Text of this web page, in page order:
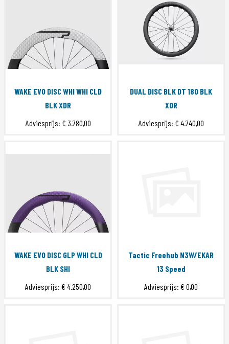
WAKE EVO DISC WHI WHI CLD
BLK XDR
Adviesprijs: € 3.780,00
DUAL DISC BLK DT 180 BLK
XDR
Adviesprijs: € 4.740,00
WAKE EVO DISC GLP WHI CLD
BLK SHI
Adviesprijs: € 4.250,00
Tactic Freehub N3W/EKAR
13 Speed
Adviesprijs: € 0,00